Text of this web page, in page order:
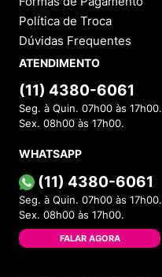
Política de Troca
Dúvidas Frequentes
ATENDIMENTO
(11) 4380-6061
Seg. à Quin. 07h00 às 17h00.
Sex. 08h00 às 17h00.
WHATSAPP
(11) 4380-6061
Seg. à Quin. 07h00 às 17h00.
Sex. 08h00 às 17h00.
FALAR AGORA